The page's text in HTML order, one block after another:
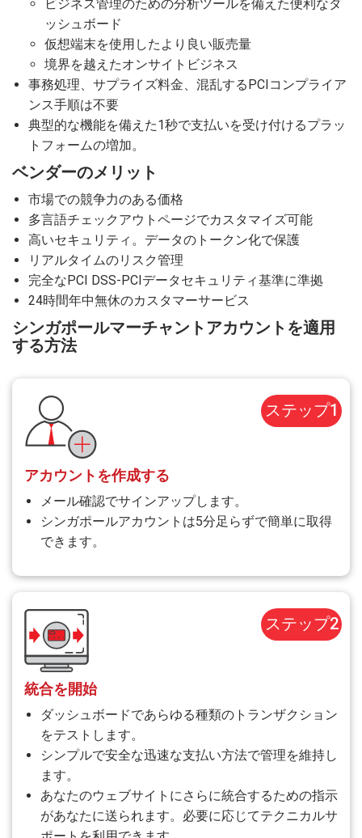
ビジネス管理のための分析ツールを備えた便利なダ
ッシュボード
仮想端末を使用したより良い販売量
境界を越えたオンサイトビジネス
事務処理、サプライズ料金、混乱するPCIコンプライア
ンス手順は不要
典型的な機能を備えた1秒で支払いを受け付けるプラッ
トフォームの増加。
ベンダーのメリット
市場での競争力のある価格
多言語チェックアウトページでカスタマイズ可能
高いセキュリティ。データのトークン化で保護
リアルタイムのリスク管理
完全なPCI DSS-PCIデータセキュリティ基準に準拠
24時間年中無休のカスタマーサービス
シンガポールマーチャントアカウントを適用
する方法
ステップ1
アカウントを作成する
メール確認でサインアップします。
シンガポールアカウントは5分足らずで簡単に取得
できます。
ステップ2
統合を開始
ダッシュボードであらゆる種類のトランザクション
をテストします。
シンプルで安全な迅速な支払い方法で管理を維持し
ます。
あなたのウェブサイトにさらに統合するための指示
があなたに送られます。必要に応じてテクニカルサ